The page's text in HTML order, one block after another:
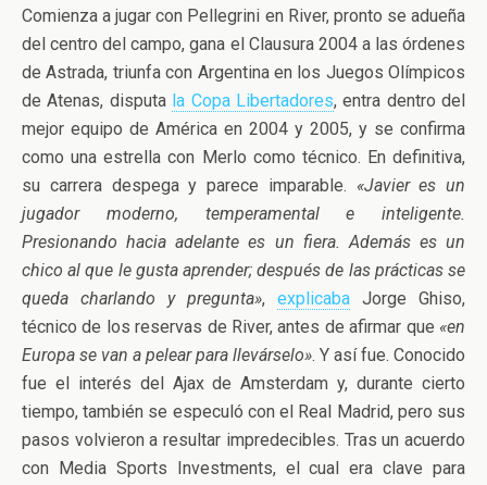
Comienza a jugar con Pellegrini en River, pronto se adueña
del centro del campo, gana el Clausura 2004 a las órdenes
de Astrada, triunfa con Argentina en los Juegos Olímpicos
de Atenas, disputa la Copa Libertadores, entra dentro del
mejor equipo de América en 2004 y 2005, y se confirma
como una estrella con Merlo como técnico. En definitiva,
su carrera despega y parece imparable. «Javier es un
jugador moderno, temperamental e inteligente.
Presionando hacia adelante es un fiera. Además es un
chico al que le gusta aprender; después de las prácticas se
queda charlando y pregunta», explicaba Jorge Ghiso,
técnico de los reservas de River, antes de afirmar que «en
Europa se van a pelear para llevárselo». Y así fue. Conocido
fue el interés del Ajax de Amsterdam y, durante cierto
tiempo, también se especuló con el Real Madrid, pero sus
pasos volvieron a resultar impredecibles. Tras un acuerdo
con Media Sports Investments, el cual era clave para